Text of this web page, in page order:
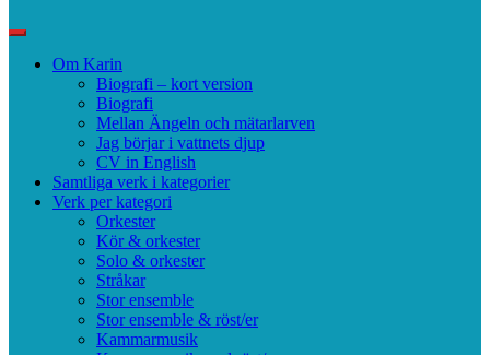
Om Karin
Biografi – kort version
Biografi
Mellan Ängeln och mätarlarven
Jag börjar i vattnets djup
CV in English
Samtliga verk i kategorier
Verk per kategori
Orkester
Kör & orkester
Solo & orkester
Stråkar
Stor ensemble
Stor ensemble & röst/er
Kammarmusik